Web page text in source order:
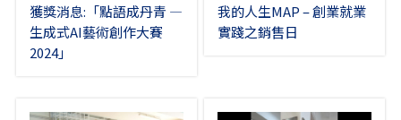
獲獎消息:「點語成丹青 —
生成式AI藝術創作大賽
2024」
我的人生MAP – 創業就業
實踐之銷售日